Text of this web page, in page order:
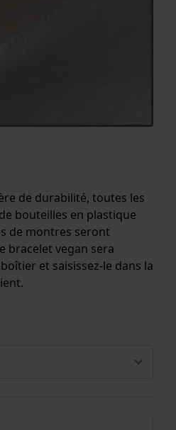
de durabilité, toutes les
bouteilles en plastique
de montres seront
bracelet vegan sera
et saisissez-le dans la